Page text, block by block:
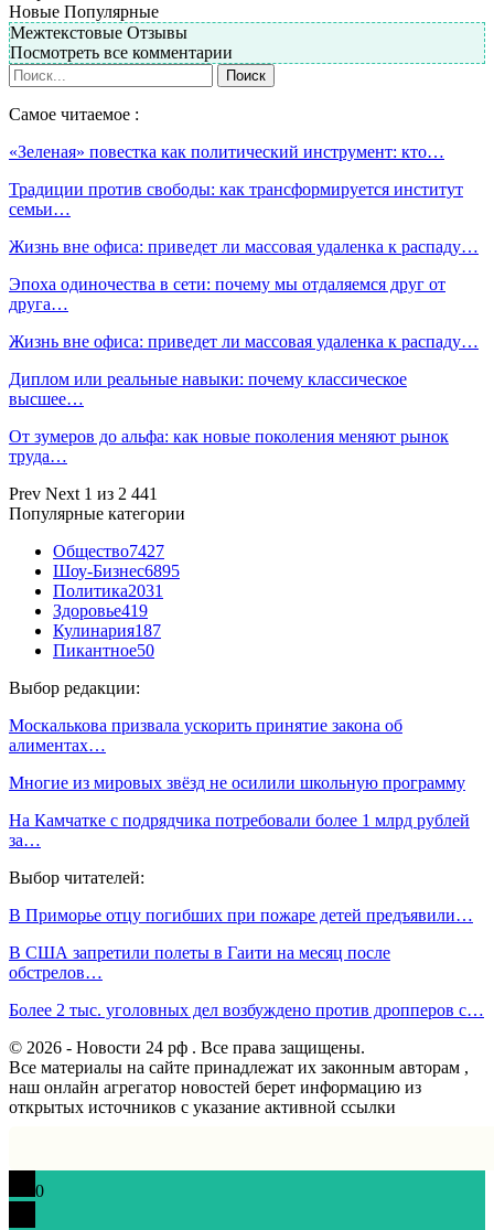
Новые Популярные
Межтекстовые Отзывы
Посмотреть все комментарии
Самое читаемое :
«Зеленая» повестка как политический инструмент: кто…
Традиции против свободы: как трансформируется институт
семьи…
Жизнь вне офиса: приведет ли массовая удаленка к распаду…
Эпоха одиночества в сети: почему мы отдаляемся друг от
друга…
Жизнь вне офиса: приведет ли массовая удаленка к распаду…
Диплом или реальные навыки: почему классическое
высшее…
От зумеров до альфа: как новые поколения меняют рынок
труда…
Prev Next 1 из 2 441
Популярные категории
Общество7427
Шоу-Бизнес6895
Политика2031
Здоровье419
Кулинария187
Пикантное50
Выбор редакции:
Москалькова призвала ускорить принятие закона об
алиментах…
Многие из мировых звёзд не осилили школьную программу
На Камчатке с подрядчика потребовали более 1 млрд рублей
за…
Выбор читателей:
В Приморье отцу погибших при пожаре детей предъявили…
В США запретили полеты в Гаити на месяц после
обстрелов…
Более 2 тыс. уголовных дел возбуждено против дропперов с…
© 2026 - Новости 24 рф . Все права защищены.
Все материалы на сайте принадлежат их законным авторам ,
наш онлайн агрегатор новостей берет информацию из
открытых источников с указание активной ссылки
0